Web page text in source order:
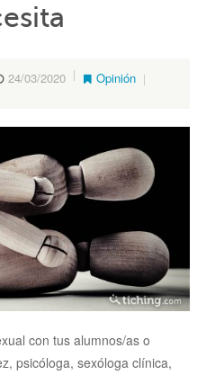
24/03/2020 Opinión
con tus alumnos/as o
psicóloga, sexóloga clínica,